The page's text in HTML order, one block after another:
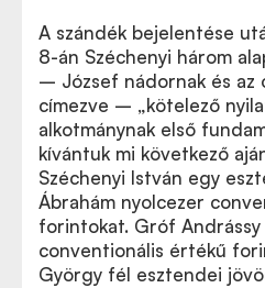
A szándék bejelentése
8-án Széchenyi három
– József nádornak és az
címezve – „kötelező
alkotmánynak első
kívántuk mi következő
Széchenyi István egy
Ábrahám nyolcezer
forintokat. Gróf
conventionális értékű
György fél esztendei